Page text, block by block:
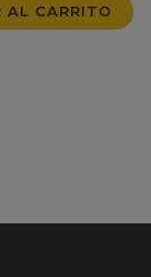
AL CARRITO